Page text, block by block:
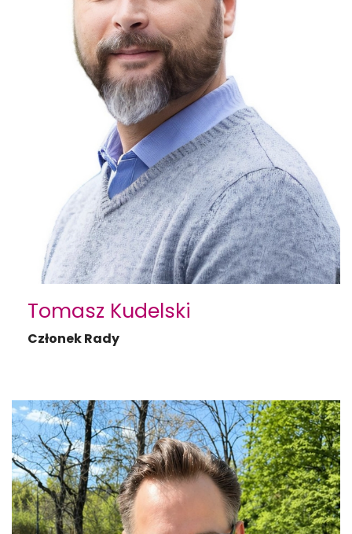
Tomasz Kudelski
Członek Rady